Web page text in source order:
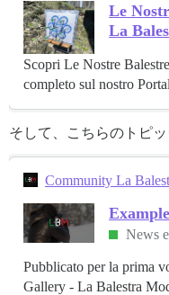
Le
La
Scopri Le Nostre
completo sul nostro
そして、こちらのトピ
Community La
News
Pubblicato per la prima
Gallery - La Balestra